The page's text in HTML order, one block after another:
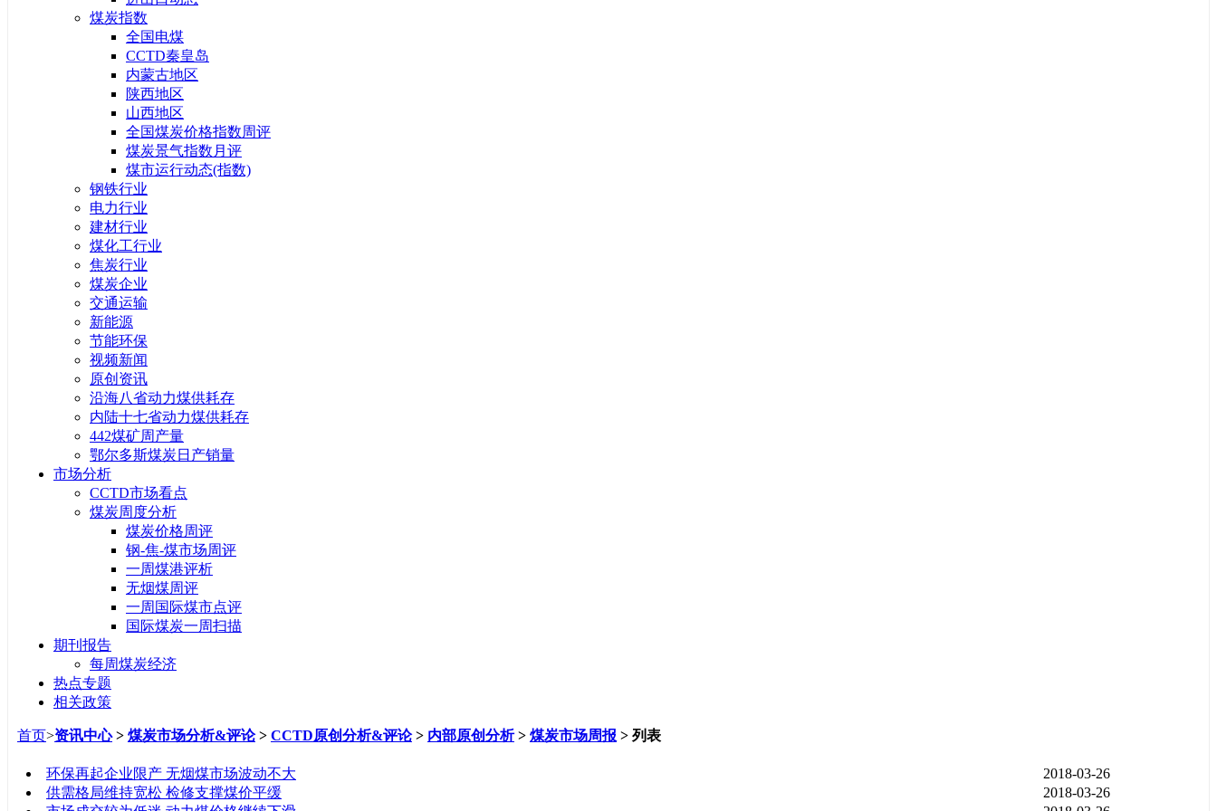
煤炭指数
全国电煤
CCTD秦皇岛
内蒙古地区
陕西地区
山西地区
全国煤炭价格指数周评
煤炭景气指数月评
煤市运行动态(指数)
钢铁行业
电力行业
建材行业
煤化工行业
焦炭行业
煤炭企业
交通运输
新能源
节能环保
视频新闻
原创资讯
沿海八省动力煤供耗存
内陆十七省动力煤供耗存
442煤矿周产量
鄂尔多斯煤炭日产销量
市场分析
CCTD市场看点
煤炭周度分析
煤炭价格周评
钢-焦-煤市场周评
一周煤港评析
无烟煤周评
一周国际煤市点评
国际煤炭一周扫描
期刊报告
每周煤炭经济
热点专题
相关政策
首页>资讯中心> 煤炭市场分析&评论> CCTD原创分析&评论> 内部原创分析> 煤炭市场周报 > 列表
环保再起企业限产 无烟煤市场波动不大
2018-03-26
供需格局维持宽松 检修支撑煤价平缓
2018-03-26